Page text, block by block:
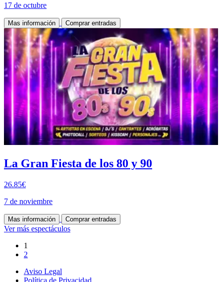
17 de octubre
Mas información Comprar entradas
La Gran Fiesta de los 80 y 90
26.85€
7 de noviembre
Mas información Comprar entradas
Ver más espectáculos
1
2
Aviso Legal
Política de Privacidad